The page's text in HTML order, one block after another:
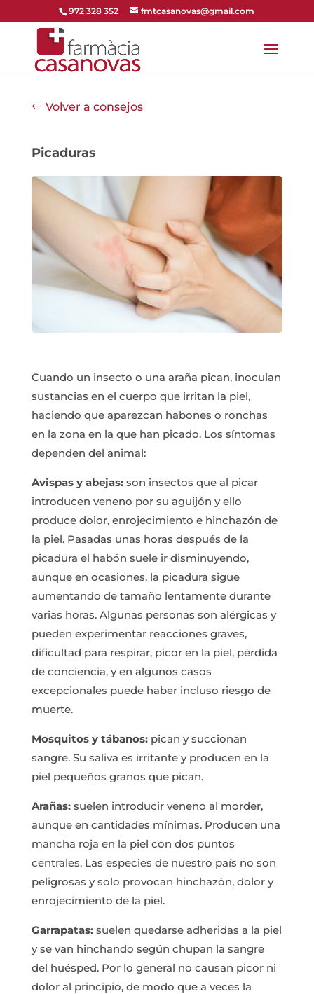
972 328 352 fmtcasanovas@gmail.com
Volver a consejos
Picaduras
Cuando un insecto o una araña pican, inoculan
sustancias en el cuerpo que irritan la piel,
haciendo que aparezcan habones o ronchas
en la zona en la que han picado. Los síntomas
dependen del animal:
Avispas y abejas: son insectos que al picar
introducen veneno por su aguijón y ello
produce dolor, enrojecimiento e hinchazón de
la piel. Pasadas unas horas después de la
picadura el habón suele ir disminuyendo,
aunque en ocasiones, la picadura sigue
aumentando de tamaño lentamente durante
varias horas. Algunas personas son alérgicas y
pueden experimentar reacciones graves,
dificultad para respirar, picor en la piel, pérdida
de conciencia, y en algunos casos
excepcionales puede haber incluso riesgo de
muerte.
Mosquitos y tábanos:pican y succionan
sangre. Su saliva es irritante y producen en la
piel pequeños granos que pican.
Arañas:suelen introducir veneno al morder,
aunque en cantidades mínimas. Producen una
mancha roja en la piel con dos puntos
centrales. Las especies de nuestro país no son
peligrosas y solo provocan hinchazón, dolor y
enrojecimiento de la piel.
Garrapatas: suelen quedarse adheridas a la piel
y se van hinchando según chupan la sangre
del huésped. Por lo general no causan picor ni
dolor al principio, de modo que a veces la